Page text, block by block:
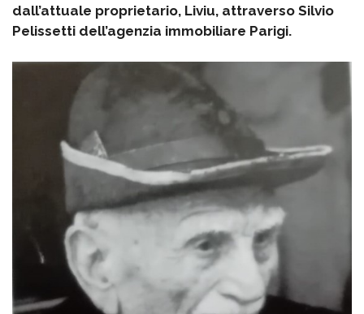
dall’attuale proprietario, Liviu, attraverso Silvio
Pelissetti dell’agenzia immobiliare Parigi.